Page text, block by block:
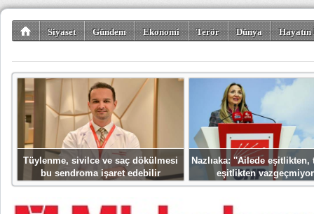
Siyaset Gündem Ekonomi Terör Dünya
Tüylenme, sivilce ve saç dökülmesi
bu sendroma işaret edebilir
Nazlıaka: ''Ailede eşitlikten,
eşitlikten